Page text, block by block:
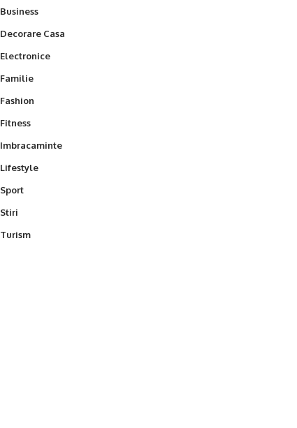
Business
Decorare Casa
Electronice
Familie
Fashion
Fitness
Imbracaminte
Lifestyle
Sport
Stiri
Turism